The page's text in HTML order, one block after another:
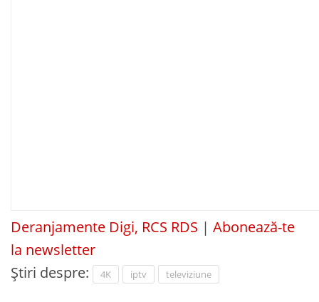
Deranjamente Digi, RCS RDS | Abonează-te
la newsletter
Știri despre:
4K iptv televiziune